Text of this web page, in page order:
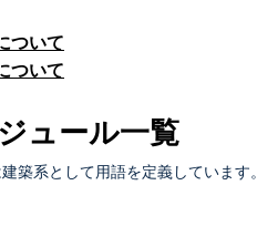
ついて
ついて
ュール一覧
築系として用語を定義しています。